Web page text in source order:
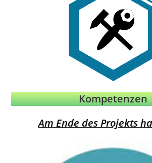
Kompetenzen
Am Ende des Projekts